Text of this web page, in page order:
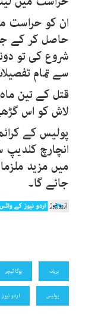
ان کو حراست
حاصل کر کے
شروع کی تو
سے تمام
لاش کو اس
پولیس کے
انچارچ
میں مزید
جائے گا۔
ہریانہ یوگا ٹیچر
پولیس اردو نیوز